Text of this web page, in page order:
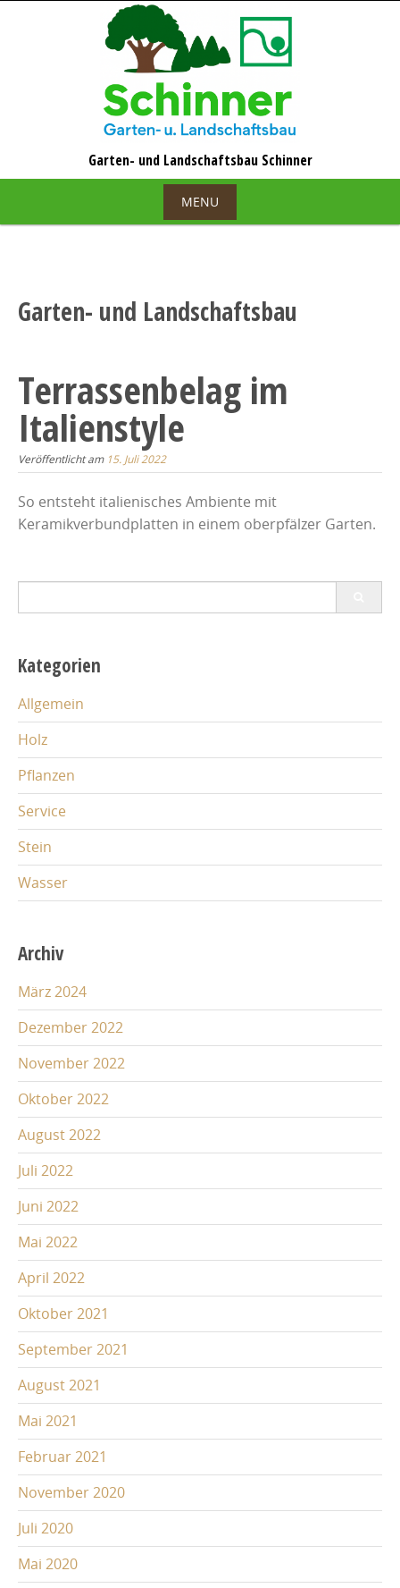
MENU
Garten- und Landschaftsbau
Terrassenbelag im
Italienstyle
Veröffentlicht am 15. Juli 2022
So entsteht italienisches Ambiente mit
Keramikverbundplatten in einem oberpfälzer Garten.
for:
Kategorien
Allgemein
Holz
Pflanzen
Service
Stein
Wasser
Archiv
März 2024
Dezember 2022
November 2022
Oktober 2022
August 2022
Juli 2022
Juni 2022
Mai 2022
April 2022
Oktober 2021
September 2021
August 2021
Mai 2021
Februar 2021
November 2020
Juli 2020
Mai 2020